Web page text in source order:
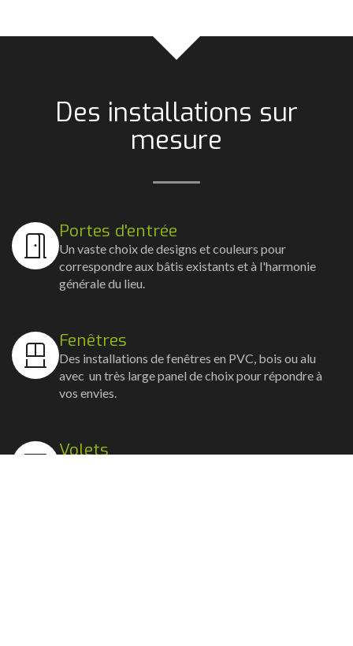
Des installations sur
mesure
Portes d'entrée
Un vaste choix de designs et couleurs pour
correspondre aux bâtis existants et à l'harmonie
générale du lieu.
Fenêtres
Des installations de fenêtres en PVC, bois ou alu
avec un très large panel de choix pour répondre à
vos envies.
Volets